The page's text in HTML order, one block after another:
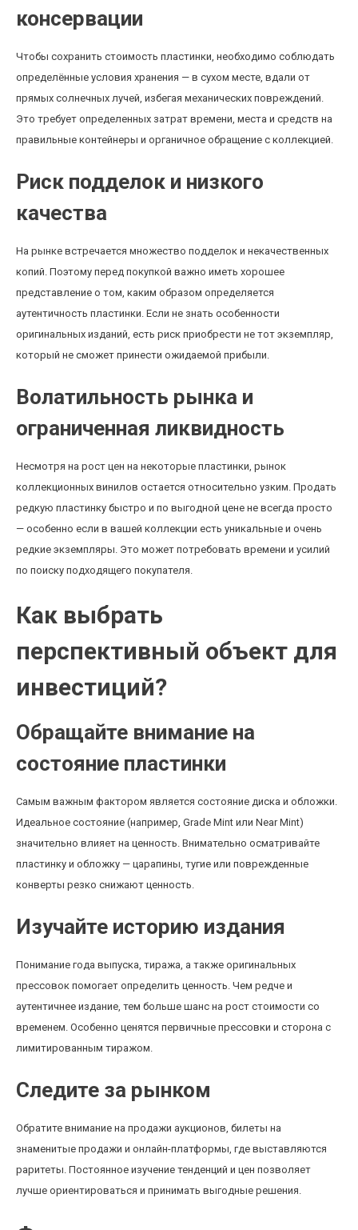
консервации
Чтобы сохранить стоимость пластинки, необходимо соблюдать
определённые условия хранения — в сухом месте, вдали от
прямых солнечных лучей, избегая механических повреждений.
Это требует определенных затрат времени, места и средств на
правильные контейнеры и органичное обращение с коллекцией.
Риск подделок и низкого
качества
На рынке встречается множество подделок и некачественных
копий. Поэтому перед покупкой важно иметь хорошее
представление о том, каким образом определяется
аутентичность пластинки. Если не знать особенности
оригинальных изданий, есть риск приобрести не тот экземпляр,
который не сможет принести ожидаемой прибыли.
Волатильность рынка и
ограниченная ликвидность
Несмотря на рост цен на некоторые пластинки, рынок
коллекционных винилов остается относительно узким. Продать
редкую пластинку быстро и по выгодной цене не всегда просто
— особенно если в вашей коллекции есть уникальные и очень
редкие экземпляры. Это может потребовать времени и усилий
по поиску подходящего покупателя.
Как выбрать
перспективный объект для
инвестиций?
Обращайте внимание на
состояние пластинки
Самым важным фактором является состояние диска и обложки.
Идеальное состояние (например, Grade Mint или Near Mint)
значительно влияет на ценность. Внимательно осматривайте
пластинку и обложку — царапины, тугие или поврежденные
конверты резко снижают ценность.
Изучайте историю издания
Понимание года выпуска, тиража, а также оригинальных
прессовок помогает определить ценность. Чем редче и
аутентичнее издание, тем больше шанс на рост стоимости со
временем. Особенно ценятся первичные прессовки и сторона с
лимитированным тиражом.
Следите за рынком
Обратите внимание на продажи аукционов, билеты на
знаменитые продажи и онлайн-платформы, где выставляются
раритеты. Постоянное изучение тенденций и цен позволяет
лучше ориентироваться и принимать выгодные решения.